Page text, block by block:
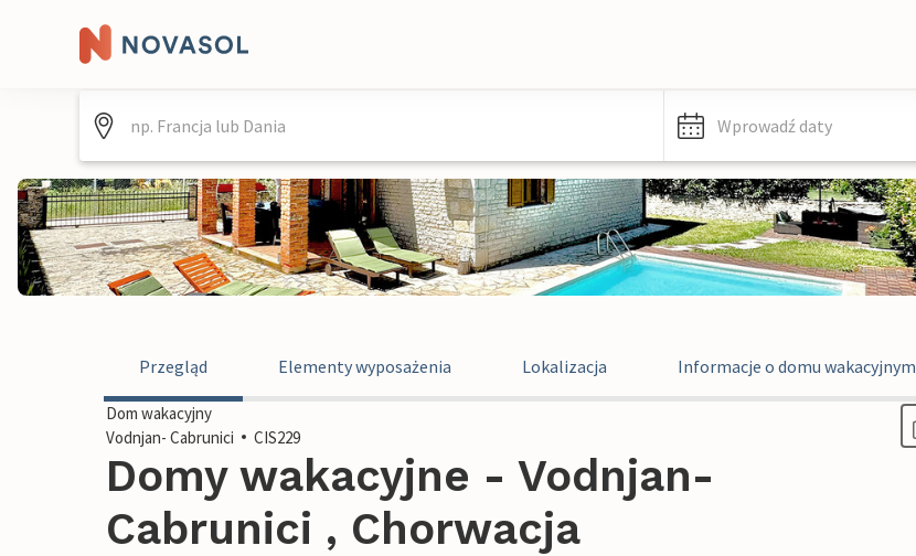
Wprowadź daty
Przegląd Elementy wyposażenia Lokalizacja Informacje o domu wakacyjnym
Dom wakacyjny
Vodnjan- Cabrunici
CIS229
Domy wakacyjne - Vodnjan-
Cabrunici , Chorwacja